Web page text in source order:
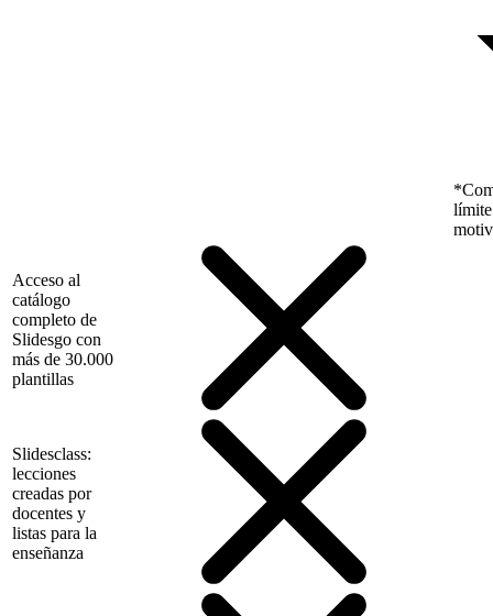
límite
Acceso al
catálogo
completo de
Slidesgo con
más de 30.000
plantillas
Slidesclass:
lecciones
creadas por
docentes y
listas para la
enseñanza